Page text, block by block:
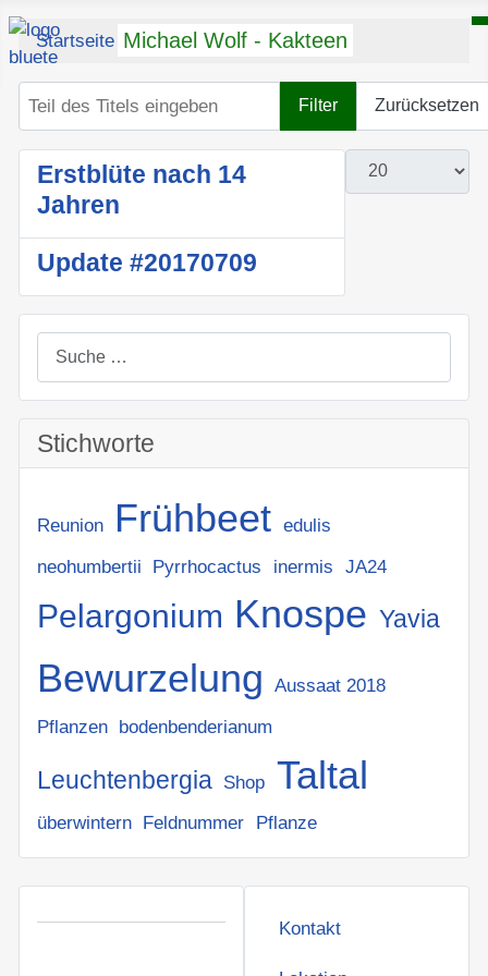
Michael Wolf - Kakteen
Startseite Cereus
Filter Zurücksetzen
Anzeige #
Erstblüte nach 14
Jahren
Update #20170709
Suchen
Stichworte
Reunion Frühbeet edulis
neohumbertii
Pyrrhocactus inermis JA24
Pelargonium Knospe Yavia
Bewurzelung
Aussaat 2018
Pflanzen bodenbenderianum
Leuchtenbergia Shop Taltal
überwintern Feldnummer Pflanze
Kontakt